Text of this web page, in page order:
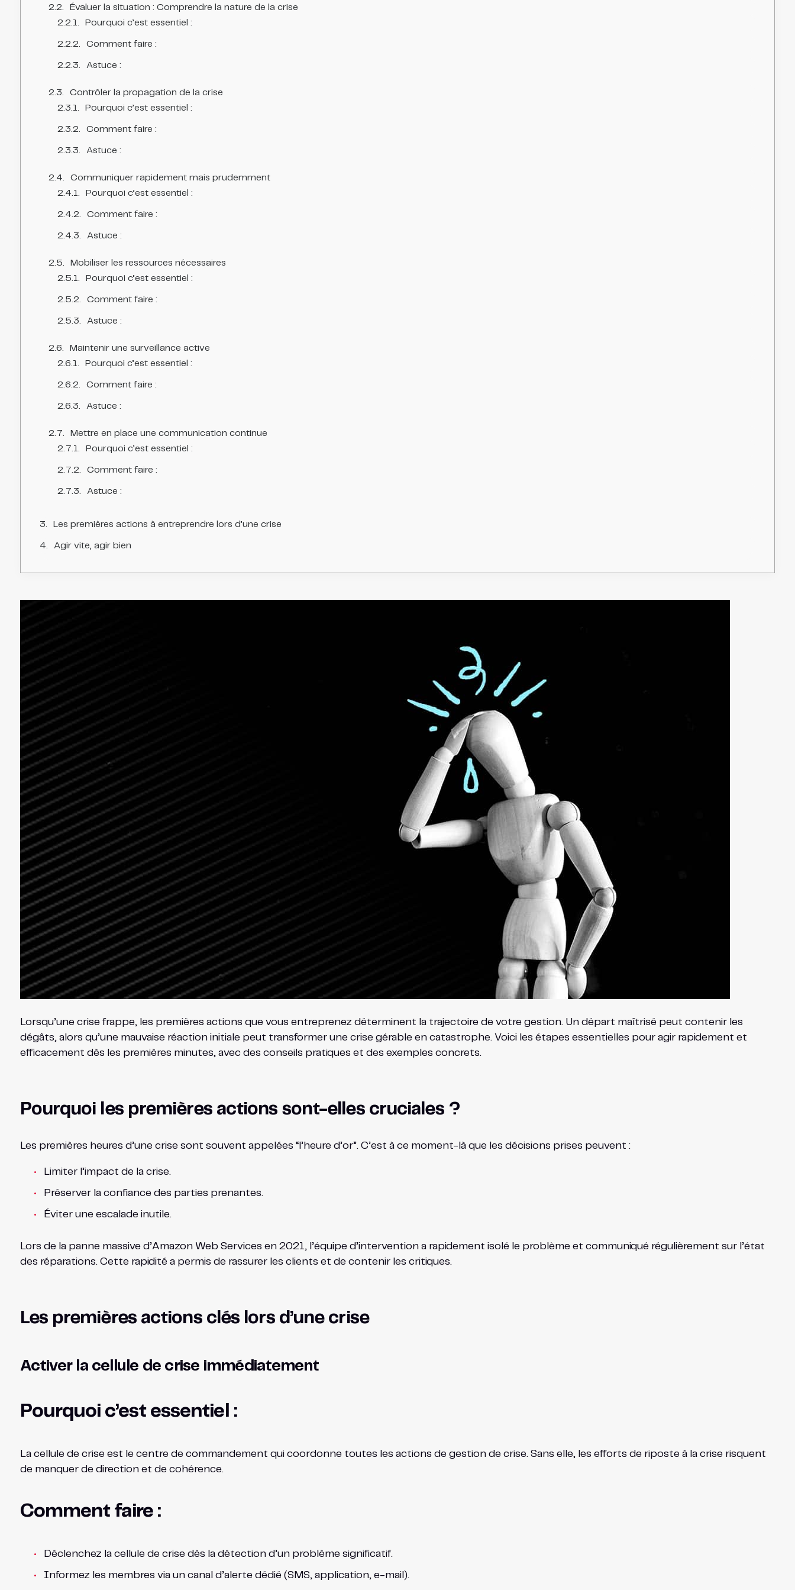
Évaluer la situation : Comprendre la nature de la crise
Pourquoi c’est essentiel :
Comment faire :
Astuce :
Contrôler la propagation de la crise
Pourquoi c’est essentiel :
Comment faire :
Astuce :
Communiquer rapidement mais prudemment
Pourquoi c’est essentiel :
Comment faire :
Astuce :
Mobiliser les ressources nécessaires
Pourquoi c’est essentiel :
Comment faire :
Astuce :
Maintenir une surveillance active
Pourquoi c’est essentiel :
Comment faire :
Astuce :
Mettre en place une communication continue
Pourquoi c’est essentiel :
Comment faire :
Astuce :
Les premières actions à entreprendre lors d’une crise
Agir vite, agir bien
Lorsqu’une crise frappe, les premières actions que vous entreprenez déterminent la trajectoire de votre gestion. Un départ maîtrisé peut contenir les
dégâts, alors qu’une mauvaise réaction initiale peut transformer une crise gérable en catastrophe. Voici les étapes essentielles pour agir rapidement et
efficacement dès les premières minutes, avec des conseils pratiques et des exemples concrets.
Pourquoi les premières actions sont-elles cruciales ?
Les premières heures d’une crise sont souvent appelées “l’heure d’or”. C’est à ce moment-là que les décisions prises peuvent :
Limiter l’impact de la crise.
Préserver la confiance des parties prenantes.
Éviter une escalade inutile.
Lors de la panne massive d’Amazon Web Services en 2021, l’équipe d’intervention a rapidement isolé le problème et communiqué régulièrement sur l’état
des réparations. Cette rapidité a permis de rassurer les clients et de contenir les critiques.
Les premières actions clés lors d’une crise
Activer la cellule de crise immédiatement
Pourquoi c’est essentiel :
La cellule de crise est le centre de commandement qui coordonne toutes les actions de gestion de crise. Sans elle, les efforts de riposte à la crise risquent
de manquer de direction et de cohérence.
Comment faire :
Déclenchez la cellule de crise dès la détection d’un problème significatif.
Informez les membres via un canal d’alerte dédié (SMS, application, e-mail).